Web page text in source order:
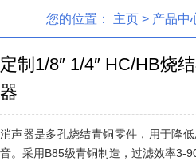
您的位置： 主页 > 产品中
定制1/8″ 1/4″ HC/HB烧
器
消声器是多孔烧结青铜零件，用于降
音。采用B85级青铜制造，过滤效率3-